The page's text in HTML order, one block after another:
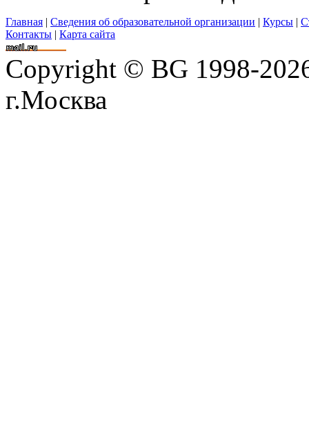
Главная | Сведения об образовательной организации | Курсы |
Контакты | Карта сайта
Copyright © BG 1998-
г.Москва